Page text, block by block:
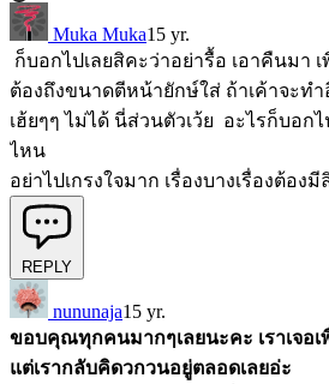
Muka Muka15 yr.
ก็บอกไปเลยสิคะว่าอย่ารื้อ เอาคืนมา
ต้องถึงขนาดตีหน้ายักษ์ใส่ ถ้าเค้าจะทำ
เฮ้ยๆๆ ไม่ได้ นี่ส่วนตัวเว้ย อะไรก็บอก
ไหน
อย่าไปเกรงใจมาก เรื่องบางเรื่องต้อง
REPLY
nununaja15 yr.
ขอบคุณทุกคนมากๆเลยนะคะ เราเจอ
แต่เรากลับคิดวกวนอยู่ตลอดเลยอ่ะ